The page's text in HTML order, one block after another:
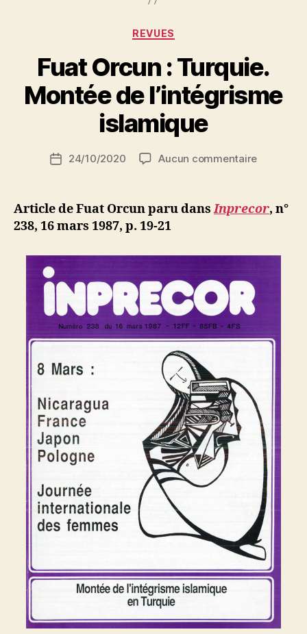
vieux
ennemis »
Catégories
REVUES
Fuat Orcun : Turquie.
Montée de l’intégrisme
islamique
a
S
N
ji
Date24/10/2020 Aucun commentairesur
:
Turquie.
Article de Fuat Orcun paru dansInprecor, n°
238, 16 mars 1987, p. 19-21